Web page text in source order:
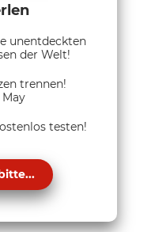
unentdeckten
der Welt!
trennen!
testen!